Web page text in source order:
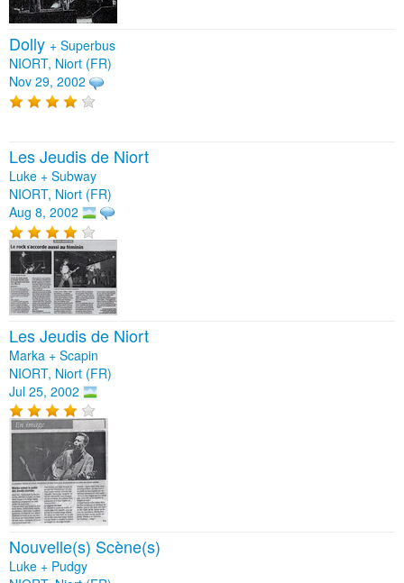
Dolly + Superbus
NIORT, Niort (FR)
Nov 29, 2002
Les Jeudis de Niort
Luke + Subway
NIORT, Niort (FR)
Aug 8, 2002
Les Jeudis de Niort
Marka + Scapin
NIORT, Niort (FR)
Jul 25, 2002
Nouvelle(s) Scène(s)
Luke + Pudgy